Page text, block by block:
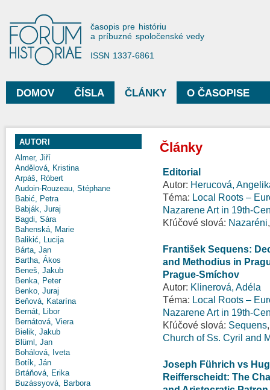
Forum Historiae
časopis pre históriu
a príbuzné spoločenské vedy
ISSN 1337-6861
Hlavné menu
DOMOV ČÍSLA ČLÁNKY O ČASOPISE
AUTORI
Almer, Jiří
Andělová, Kristina
Arpáš, Róbert
Audoin-Rouzeau, Stéphane
Babić, Petra
Babják, Juraj
Bagdi, Sára
Bahenská, Marie
Balikić, Lucija
Bárta, Jan
Bartha, Ákos
Beneš, Jakub
Benka, Peter
Benko, Juraj
Beňová, Katarína
Bernát, Libor
Bernátová, Viera
Bielik, Jakub
Blüml, Jan
Bohálová, Iveta
Botík, Ján
Brtáňová, Erika
Buzássyová, Barbora
Články
Editorial
Autor: Herucová,
Téma: Local Roots –
Nazarene Art in 19th-
Kľúčové slová: Nazaréni
František Sequens:
and Methodius in
Prague-Smíchov
Autor: Klinerová, Adéla
Téma: Local Roots –
Nazarene Art in 19th-
Kľúčové slová: Sequens
Church of Ss. Cyril and
Joseph Führich vs
Reifferscheidt: The